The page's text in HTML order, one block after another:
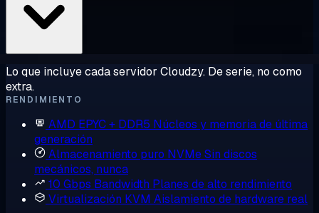
Lo que incluye cada servidor Cloudzy. De serie, no como
extra.
RENDIMIENTO
AMD EPYC + DDR5 Núcleos y memoria de última
generación
Almacenamiento puro NVMeSin discos
mecánicos, nunca
10 Gbps Bandwidth Planes de alto rendimiento
Virtualización KVM Aislamiento de hardware real